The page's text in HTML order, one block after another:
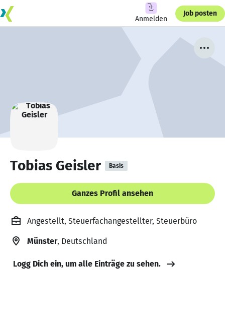
Anmelden
Job posten
Tobias Geisler Basis
Ganzes Profil ansehen
Angestellt, Steuerfachangestellter, Steuerbüro
Münster, Deutschland
Logg Dich ein, um alle Einträge zu sehen.